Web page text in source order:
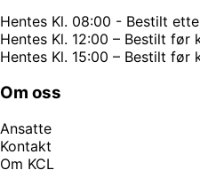
Hentes Kl. 08:00 - Bestilt
Hentes Kl. 12:00 – Bestilt før
Hentes Kl. 15:00 – Bestilt før
Om oss
Ansatte
Kontakt
Om KCL